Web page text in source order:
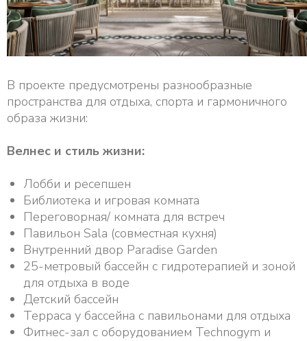
В проекте предусмотрены разнообразные
пространства для отдыха, спорта и гармоничного
образа жизни:
Велнес и стиль жизни:
Лобби и ресепшен
Библиотека и игровая комната
Переговорная/ комната для встреч
Павильон Sala (совместная кухня)
Внутренний двор Paradise Garden
25-метровый бассейн с гидротерапией и зоной
для отдыха в воде
Детский бассейн
Терраса у бассейна с павильонами для отдыха
Фитнес-зал с оборудованием Technogym и